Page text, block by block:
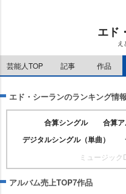
エド
え
芸能人TOP 記事 作品
エド・シーランのランキング情報
合算シングル 合算
デジタルシングル（単曲）
ミュージック
アルバム売上TOP7作品